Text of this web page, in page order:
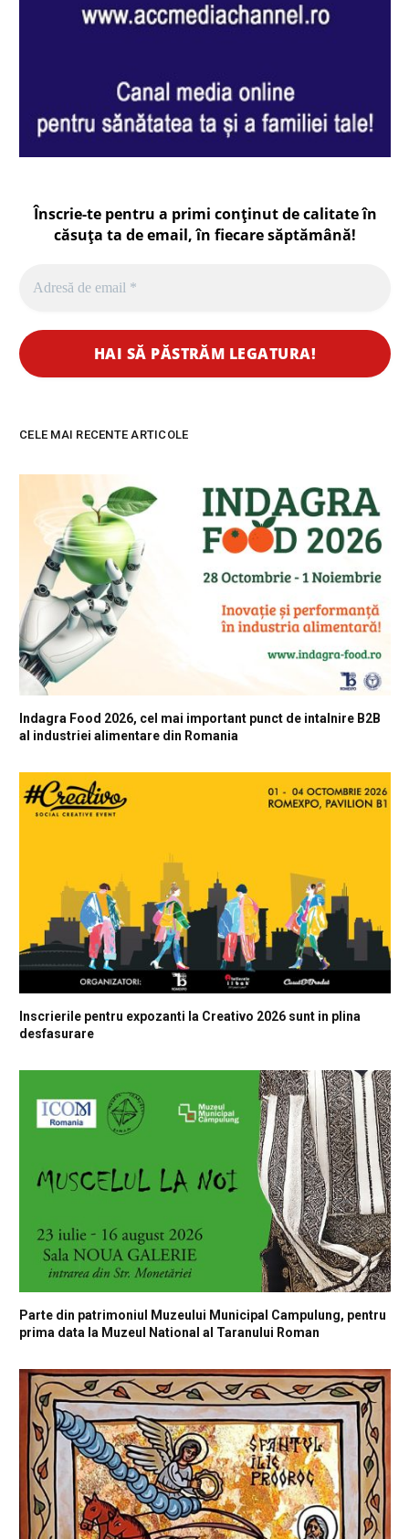
Înscrie-te pentru a primi conținut de calitate în
căsuța ta de email, în fiecaresăptămână!
CELE MAI RECENTE ARTICOLE
Indagra Food 2026, cel mai important punct de intalnire B2B
al industriei alimentare din Romania
Inscrierile pentru expozanti la Creativo 2026 sunt in plina
desfasurare
Parte din patrimoniul Muzeului Municipal Campulung, pentru
prima data la Muzeul National al Taranului Roman